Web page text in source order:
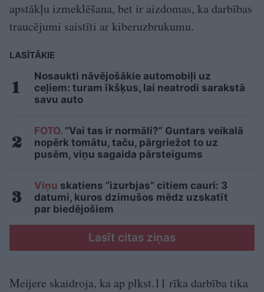
apstākļu izmeklēšana, bet ir aizdomas, ka darbības
traucējumi saistīti ar kiberuzbrukumu.
LASĪTĀKIE
Nosaukti nāvējošākie automobiļi uz
ceļiem: turam īkšķus, lai neatrodi sarakstā
savu auto
FOTO. “Vai tas ir normāli?” Guntars veikalā
nopērk tomātu, taču, pārgriežot to uz
pusēm, viņu sagaida pārsteigums
Viņu skatiens “izurbjas” citiem cauri: 3
datumi, kuros dzimušos mēdz uzskatīt
par biedējošiem
Lasīt citas ziņas
Meijere skaidroja, ka ap plkst.11 rīka darbība tika